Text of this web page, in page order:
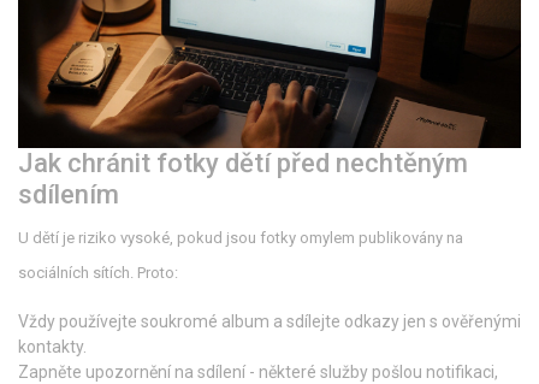
Jak chránit fotky dětí před nechtěným
sdílením
U dětí je riziko vysoké, pokud jsou fotky omylem publikovány na
sociálních sítích. Proto:
Vždy používejte soukromé album a sdílejte odkazy jen s ověřenými
kontakty.
Zapněte upozornění na sdílení - některé služby pošlou notifikaci,